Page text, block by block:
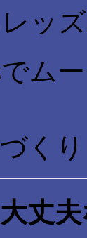
ッ
ム
く
丈